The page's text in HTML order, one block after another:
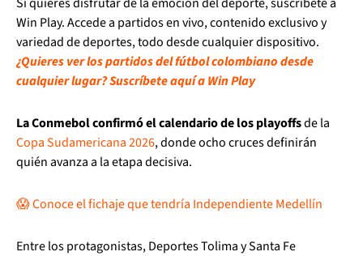
Win Play. Accede a partidos en vivo, contenido exclusivo y
variedad de deportes, todo desde cualquier dispositivo.
¿Quieres ver los partidos del fútbol colombiano desde
cualquier lugar? Suscríbete aquí a Win Play
La Conmebol confirmó el calendario de los playoffsde la
Copa Sudamericana 2026, donde ocho cruces definirán
quién avanza a la etapa decisiva.
😱 Conoce el fichaje que tendría Independiente Medellín
Entre los protagonistas, Deportes Tolima y Santa Fe